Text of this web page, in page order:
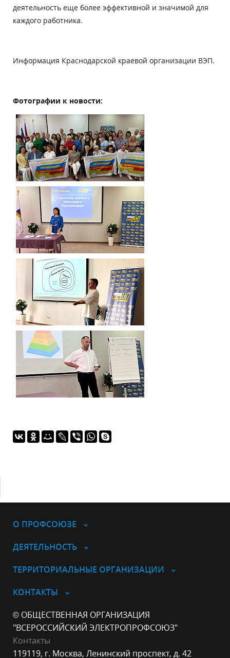
деятельность еще более эффективной и значимой для
каждого работника.
Информация Краснодарской краевой организации ВЭП.
Фотографии к новости:
О ПРОФСОЮЗЕ
ДЕЯТЕЛЬНОСТЬ
ТЕРРИТОРИАЛЬНЫЕ ОРГАНИЗАЦИИ
КОНТАКТЫ
© ОБЩЕСТВЕННАЯ ОРГАНИЗАЦИЯ
"ВСЕРОССИЙСКИЙ ЭЛЕКТРОПРОФСОЮЗ"
Контакты
119119, г. Москва, Ленинский проспект, д. 42